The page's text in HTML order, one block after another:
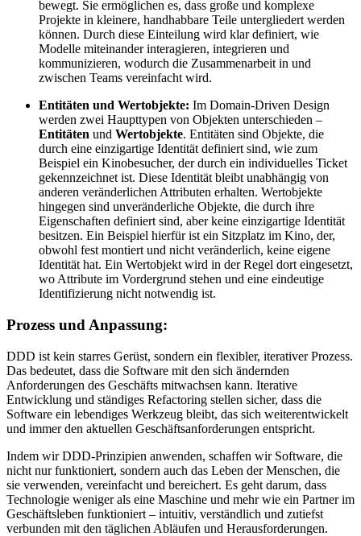
bewegt. Sie ermöglichen es, dass große und komplexe
Projekte in kleinere, handhabbare Teile untergliedert werden
können. Durch diese Einteilung wird klar definiert, wie
Modelle miteinander interagieren, integrieren und
kommunizieren, wodurch die Zusammenarbeit in und
zwischen Teams vereinfacht wird.
Entitäten und Wertobjekte: Im Domain-Driven Design
werden zwei Haupttypen von Objekten unterschieden –
Entitäten und Wertobjekte. Entitäten sind Objekte, die
durch eine einzigartige Identität definiert sind, wie zum
Beispiel ein Kinobesucher, der durch ein individuelles Ticket
gekennzeichnet ist. Diese Identität bleibt unabhängig von
anderen veränderlichen Attributen erhalten. Wertobjekte
hingegen sind unveränderliche Objekte, die durch ihre
Eigenschaften definiert sind, aber keine einzigartige Identität
besitzen. Ein Beispiel hierfür ist ein Sitzplatz im Kino, der,
obwohl fest montiert und nicht veränderlich, keine eigene
Identität hat. Ein Wertobjekt wird in der Regel dort eingesetzt,
wo Attribute im Vordergrund stehen und eine eindeutige
Identifizierung nicht notwendig ist.
Prozess und Anpassung:
DDD ist kein starres Gerüst, sondern ein flexibler, iterativer Prozess.
Das bedeutet, dass die Software mit den sich ändernden
Anforderungen des Geschäfts mitwachsen kann. Iterative
Entwicklung und ständiges Refactoring stellen sicher, dass die
Software ein lebendiges Werkzeug bleibt, das sich weiterentwickelt
und immer den aktuellen Geschäftsanforderungen entspricht.
Indem wir DDD-Prinzipien anwenden, schaffen wir Software, die
nicht nur funktioniert, sondern auch das Leben der Menschen, die
sie verwenden, vereinfacht und bereichert. Es geht darum, dass
Technologie weniger als eine Maschine und mehr wie ein Partner im
Geschäftsleben funktioniert – intuitiv, verständlich und zutiefst
verbunden mit den täglichen Abläufen und Herausforderungen.